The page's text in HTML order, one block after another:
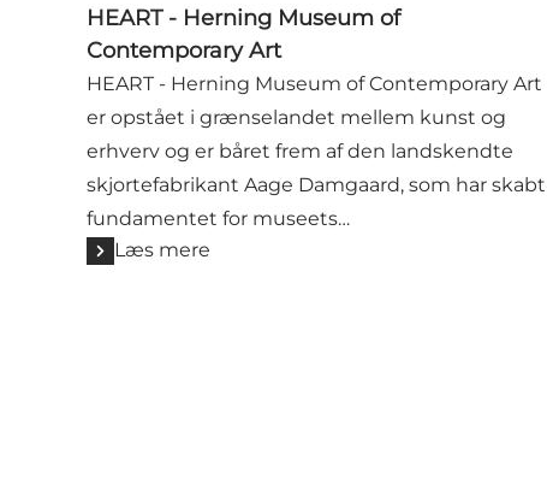
HEART - Herning Museum of
Contemporary Art
HEART - Herning Museum of Contemporary Art
er opstået i grænselandet mellem kunst og
erhverv og er båret frem af den landskendte
skjortefabrikant Aage Damgaard, som har skabt
fundamentet for museets…
Læs mere